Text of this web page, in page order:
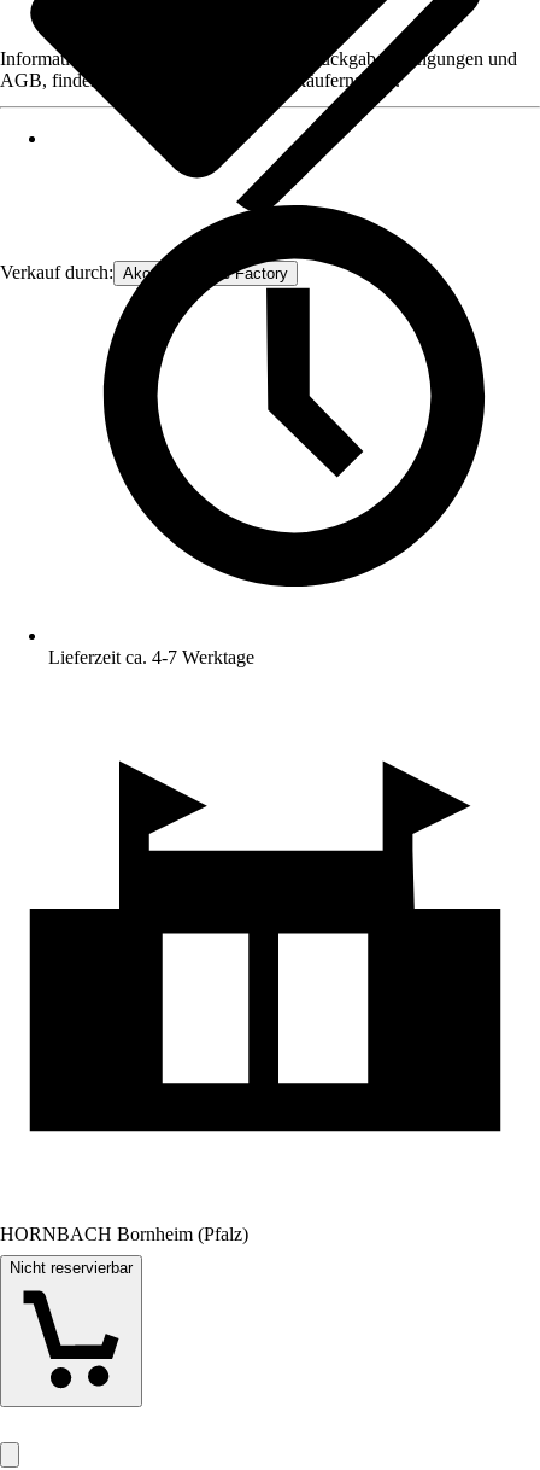
Verkauf durch: Akord Furniture Factory
Informationen des Verkäufers, wie z. B. Rückgabebedingungen und
AGB, finden Sie bei Klick auf den Verkäufernamen.
Lieferzeit ca. 4-7 Werktage
HORNBACH Bornheim (Pfalz)
Nicht reservierbar